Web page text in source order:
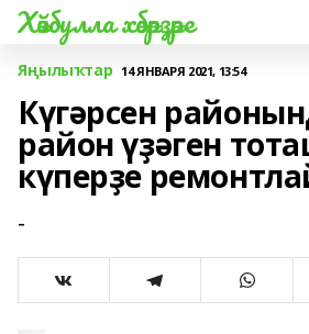
Хәйбулла хәбәрҙәре
Яңылыҡтар 14 ЯНВАРЯ 2021, 13:54
Күгәрсен
район үҙәген
күперҙе
-